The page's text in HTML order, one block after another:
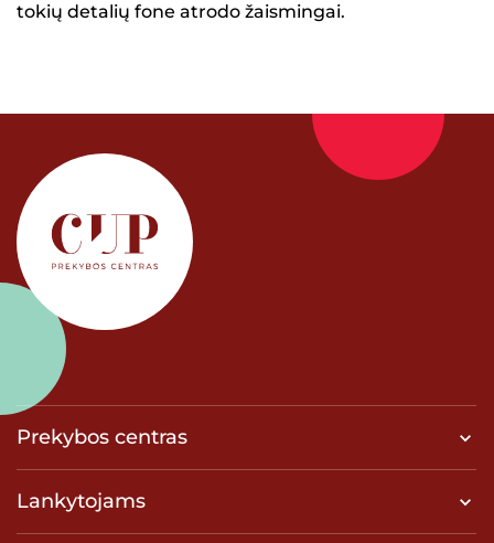
tokių detalių fone atrodo žaismingai.
Prekybos centras
Lankytojams